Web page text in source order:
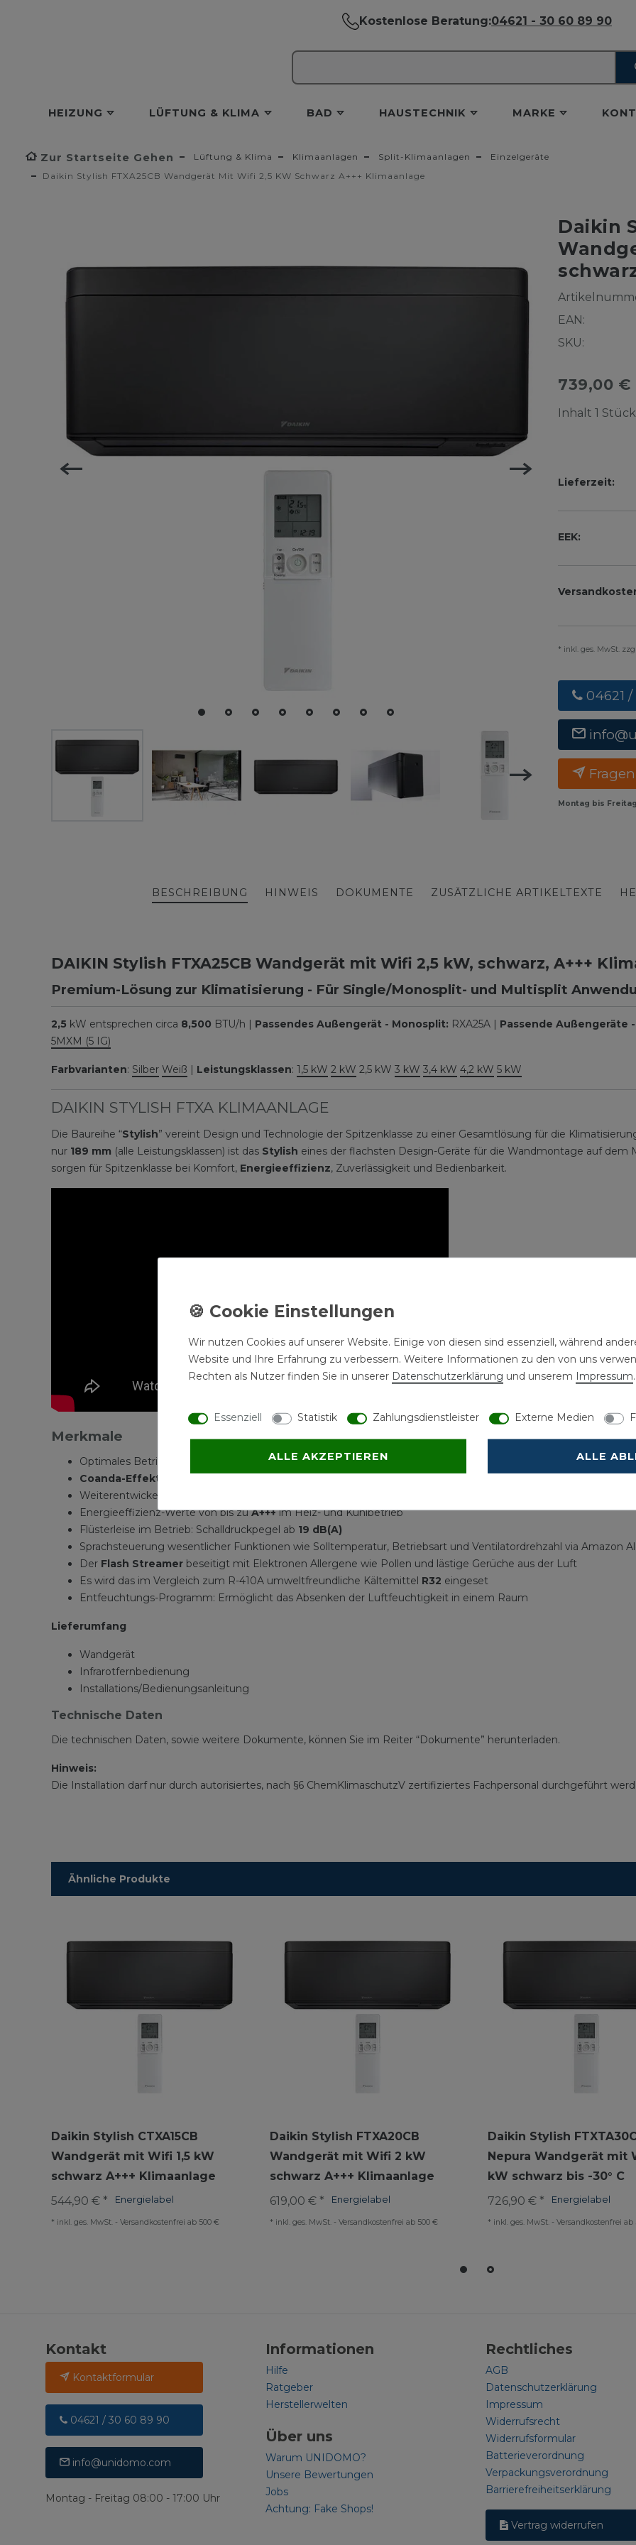
Kostenlose Beratung:04621 - 30 60 89 90
HEIZUNG LÜFTUNG & KLIMA BAD HAUSTECHNIK MARKE
Zur Startseite Gehen Lüftung & Klima Klimaanlagen Split-Klimaanlagen
Einzelgeräte
Daikin Stylish FTXA25CB Wandgerät Mit Wifi 2,5 KW Schwarz A+++ Klimaanlage
Daikin
EAN:
SKU:
739,00 €
Inhalt 1 Stück
Lieferzeit:
EEK:
* inkl. ges. MwSt.
04621
Montag bis
BESCHREIBUNG HINWEIS DOKUMENTE ZUSÄTZLICHE ARTIKELTEXTE
DAIKIN Stylish FTXA25CB Wandgerät mit Wifi 2,5 kW, schwarz, A+++
Premium-Lösung zur Klimatisierung - Für Single/Monosplit- und Multisplit
2,5 kW entsprechen circa 8,500 BTU/h | Passendes Außengerät - Monosplit: RXA25A | Passende Außengeräte
5MXM (5 IG)
Farbvarianten: Silber Weiß | Leistungsklassen: 1,5 kW 2 kW 2,5 kW 3 kW 3,4 kW 4,2 kW 5 kW
DAIKIN STYLISH FTXA KLIMAANLAGE
Die Baureihe “Stylish” vereint Design und Technologie der Spitzenklasse zu einer Gesamtlösung für die
nur 189 mm (alle Leistungsklassen) ist das Stylish eines der flachsten Design-Geräte für die Wandmontage auf dem
sorgen für Spitzenklasse bei Komfort, Energieeffizienz, Zuverlässigkeit und Bedienbarkeit.
Merkmale
Optimales Betriebsverhalten dank intelligenter Sensoren
Coanda-Effekt
Weiterentwickelter Ventilatoe vereint hohe Wirksamkeit mit niedrigen Geräuschpegeln
Energieeffizienz-Werte von bis zuA+++im Heiz- und Kühlbetrieb
Flüsterleise im Betrieb: Schalldruckpegel ab 19 dB(A)
Sprachsteuerung wesentlicher Funktionen wie Solltemperatur, Betriebsart und Ventilatordrehzahl via Amazon
Der Flash Streamer beseitigt mit Elektronen Allergene wie Pollen und lästige Gerüche aus der Luft
Es wird das im Vergleich zum R-410A umweltfreundliche Kältemittel R32 eingeset
Entfeuchtungs-Programm: Ermöglicht das Absenken der Luftfeuchtigkeit in einem Raum
Lieferumfang
Wandgerät
Infrarotfernbedienung
Installations/Bedienungsanleitung
Technische Daten
Die technischen Daten, sowie weitere Dokumente, können Sie im Reiter “Dokumente” herunterladen.
Hinweis:
Die Installation darf nur durch autorisiertes, nach §6 ChemKlimaschutzV zertifiziertes Fachpersonal durchgeführt
Ähnliche Produkte
Daikin Stylish CTXA15CB
Wandgerät mit Wifi 1,5 kW
schwarz A+++ Klimaanlage
Energielabel
544,90 € *
* inkl. ges. MwSt. - Versandkostenfrei ab 500 €
Daikin Stylish FTXA20CB
Wandgerät mit Wifi 2 kW
schwarz A+++ Klimaanlage
Energielabel
619,00 € *
* inkl. ges. MwSt.- Versandkostenfrei ab 500 €
Daikin Stylish
Nepura Wandgerät mit
kW schwarz bis -30° C
Energielabel
726,90 € *
* inkl. ges. MwSt. - Versandkostenfrei ab
Kontakt
Kontaktformular
04621 / 30 60 89 90
info@unidomo.com
Montag - Freitag 08:00 - 17:00 Uhr
Informationen
Hilfe
Ratgeber
Herstellerwelten
Über uns
Warum UNIDOMO?
Unsere Bewertungen
Jobs
Achtung: Fake Shops!
Rechtliches
AGB
Datenschutzerklärung
Impressum
Widerrufsrecht
Widerrufsformular
Batterieverordnung
Verpackungsverordnung
Barrierefreiheitserklärung
Vertrag widerrufen
Wir nutzen Cookies auf unserer Website. Einige von diesen sind essenziell, während
Website und Ihre Erfahrung zu verbessern. Weitere Informationen zu den von uns
Rechten als Nutzer finden Sie in unserer Daten­schutz­erklärung und unserem Impressum.
Essenziell Statistik Zahlungsdienstleister Externe Medien
ALLE AKZEPTIEREN ALLE